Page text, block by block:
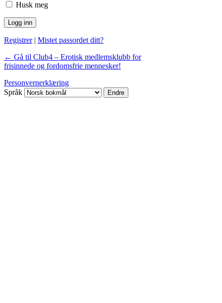
Husk meg
Registrer| Mistet passordet ditt?
← Gå til Club4 – Erotisk medlemsklubb for
frisinnede og fordomsfrie mennesker!
Personvernerklæring
Språk